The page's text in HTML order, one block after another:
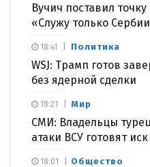
Вучич поставил
«Служу только
Политика
WSJ: Трамп готов
без ядерной сделки
18:41
Мир
СМИ: Владельцы
атаки ВСУ готовят
18:21
Общество
18:01